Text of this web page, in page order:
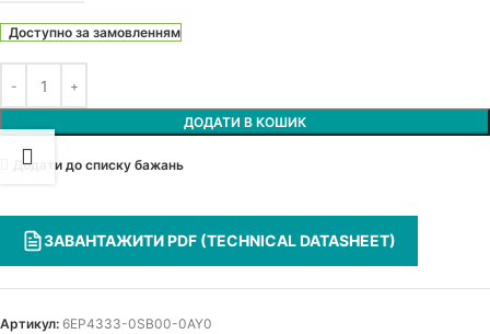
Доступно за замовленням
ДОДАТИ В КОШИК
Додати до списку бажань
ЗАВАНТАЖИТИ PDF (TECHNICAL DATASHEET)
Артикул: 6EP4333-0SB00-0AY0